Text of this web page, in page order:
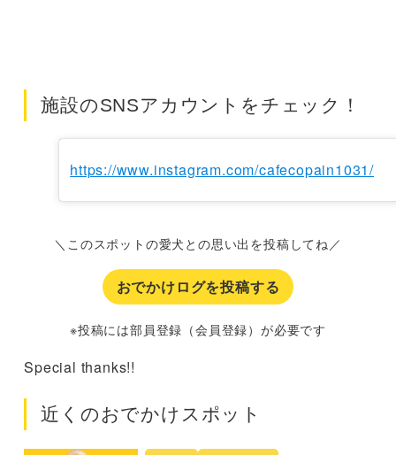
施設のSNSアカウントをチェック！
https://www.instagram.com/cafecopain1031/
＼このスポットの愛犬との思い出を投稿してね／
おでかけログを投稿する
※投稿には部員登録（会員登録）が必要です
Special thanks!!
近くのおでかけスポット